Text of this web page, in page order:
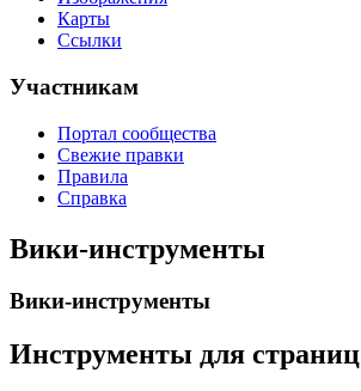
Карты
Ссылки
Участникам
Портал сообщества
Свежие правки
Правила
Справка
Вики-инструменты
Вики-инструменты
Инструменты для страниц